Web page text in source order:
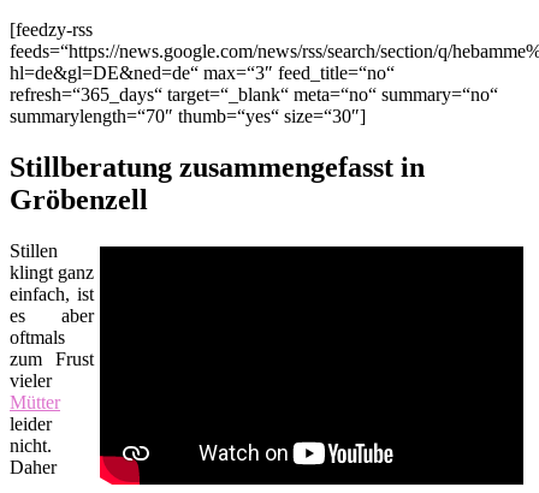
[feedzy-rss
feeds=“https://news.google.com/news/rss/search/section/q/
hl=de&gl=DE&ned=de“ max=“3″ feed_title=“no“
refresh=“365_days“ target=“_blank“ meta=“no“ summary=“no“
summarylength=“70″ thumb=“yes“ size=“30″]
Stillberatung zusammengefasst in
Gröbenzell
Stillen
klingt ganz
einfach, ist
es aber
oftmals
zum Frust
vieler
Mütter
leider
nicht.
Daher